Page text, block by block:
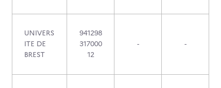
UNIVERS
ITE DE
BREST
941298
317000
12
- -